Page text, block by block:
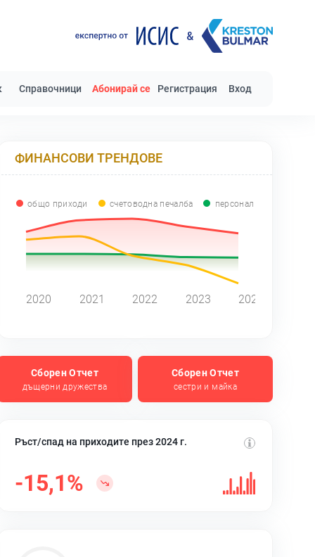
Справочници Абонирай се Регистрация Вход
ФИНАНСОВИ ТРЕНДОВЕ
общо приходи счетоводна печалба персонал
2020 2021 2022 2023 2024
Сборен Отчет
дъщерни дружества
Сборен Отчет
сестри и майка
Ръст/спад на приходите през 2024 г.
-15,1%